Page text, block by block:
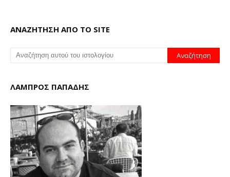
ΑΝΑΖΗΤΗΣΗ ΑΠΟ ΤΟ SITE
ΛΑΜΠΡΟΣ ΠΑΠΑΔΗΣ